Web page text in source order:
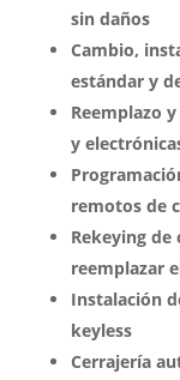
sin daños
Cambio,
estándar y
Reemplazo
y
remotos de
Rekeying
reemplazar
Instalación
keyless
Cerrajería